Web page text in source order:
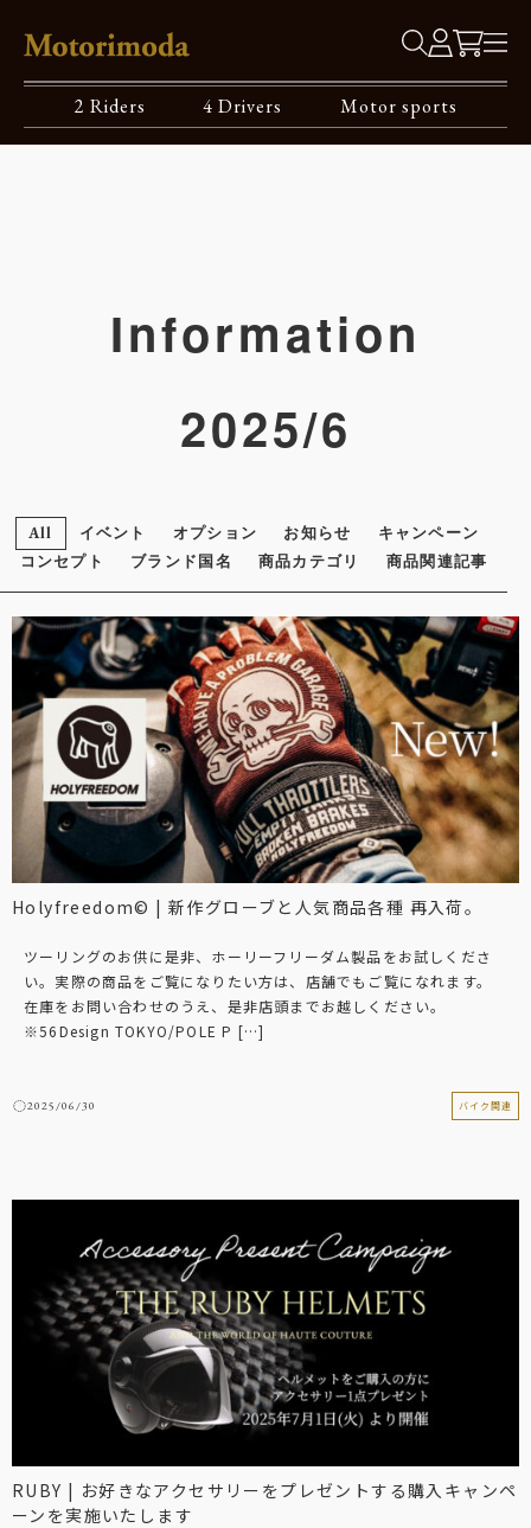
2 Riders 4 Drivers Motor sports
Information
2025/6
All イベント オプション お知らせ
キャンペーン
コンセプト
ブランド国名 商品カテゴリ 商品関連記事
Holyfreedom© | 新作グローブと人気商品各種 再入荷。
ツーリングのお供に是非、ホーリーフリーダム製品をお試しくださ
い。実際の商品をご覧になりたい方は、店舗でもご覧になれます。
在庫をお問い合わせのうえ、是非店頭までお越しください。
※56Design TOKYO/POLE P […]
2025/06/30 バイク関連
RUBY | お好きなアクセサリーをプレゼントする購入キャンペ
ーンを実施いたします